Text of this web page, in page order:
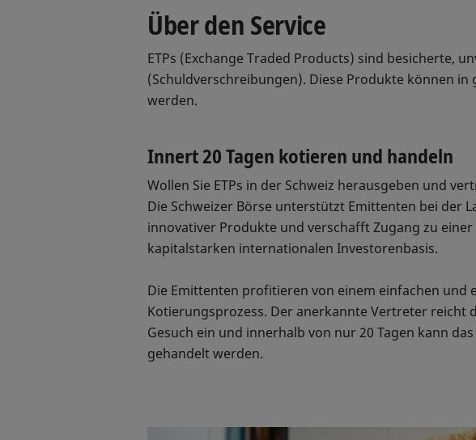
Über den Service
ETPs (Exchange Traded Products) sind besicherte,
(Schuldverschreibungen). Diese Produkte können
werden.
Innert 20 Tagen kotieren und handeln
Wollen Sie ETPs in der Schweiz herausgeben und
Die Schweizer Börse unterstützt Emittenten bei der
innovativer Produkte und verschafft Zugang zu einer
kapitalstarken internationalen Investorenbasis.
Die Emittenten profitieren von einem einfachen und
Kotierungsprozess. Der anerkannte Vertreter reicht
Gesuch ein und innerhalb von nur 20 Tagen kann
gehandelt werden.